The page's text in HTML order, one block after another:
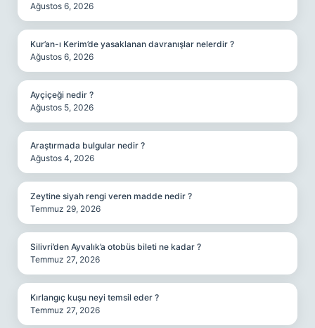
Ağustos 6, 2026
Kur’an-ı Kerim’de yasaklanan davranışlar nelerdir ?
Ağustos 6, 2026
Ayçiçeği nedir ?
Ağustos 5, 2026
Araştırmada bulgular nedir ?
Ağustos 4, 2026
Zeytine siyah rengi veren madde nedir ?
Temmuz 29, 2026
Silivri’den Ayvalık’a otobüs bileti ne kadar ?
Temmuz 27, 2026
Kırlangıç kuşu neyi temsil eder ?
Temmuz 27, 2026